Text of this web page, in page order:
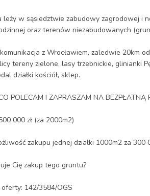
leży w sąsiedztwie zabudowy zagrodowej i
oraz terenów niezabudowanych
z Wrocławiem, zaledwie 20km
tereny zielone, lasy trzebnickie, glinianki
działki kościół, sklep.
POLECAM I ZAPRASZAM NA BEZPŁATNĄ
000 zł (za 2000m2)
zakupu jednej działki 1000m2 za 300
Cię zakup tego gruntu?
142/3584/OGS